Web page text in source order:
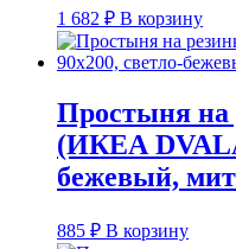
1 682 ₽ В корзину
Простыня
(ИКЕА
бежевый,
885 ₽ В корзину